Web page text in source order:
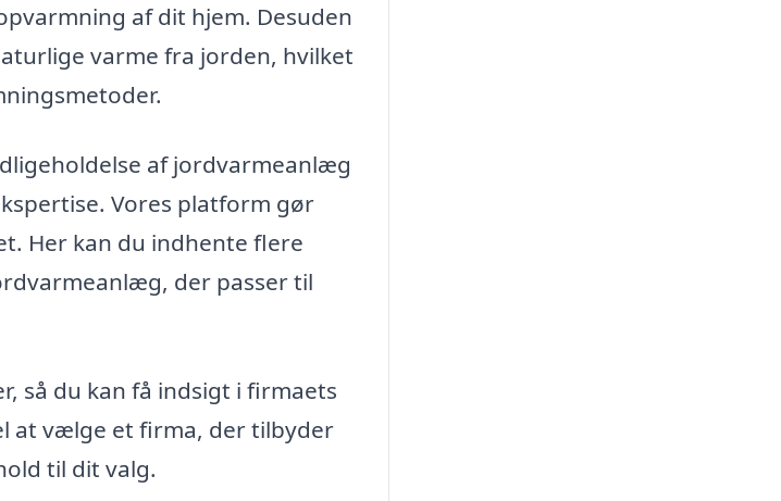
af dit hjem. Desuden
varme fra jorden, hvilket
af jordvarmeanlæg
Vores platform gør
Her kan du indhente flere
der passer til
så du kan få indsigt i firmaets
at vælge et firma, der tilbyder
til dit valg.